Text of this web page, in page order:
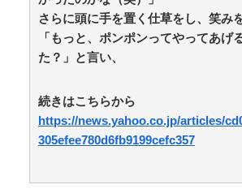
【画像】大相撲の伯乃富士と熱海富
流出ｗｗｗ / おまとめアンテナ NEW!
【雑誌】かつて650万部を誇った「
プ」、発行部数が初の100万部割れ ピ
アプリをアンインストールされた…課
レると「復元できるならいいじゃん」
と逆ギレして帰走 / おまとめアンテナ
設備の点検要請 / おまとめアンテナ
さらに頭に手を置く仕草をし、笑み
「もっと、ポンポンってやってあげ
た？」と言い、
続きはこちらから
https://news.yahoo.co.jp/articles/
305efee780d6fb9199cefc357